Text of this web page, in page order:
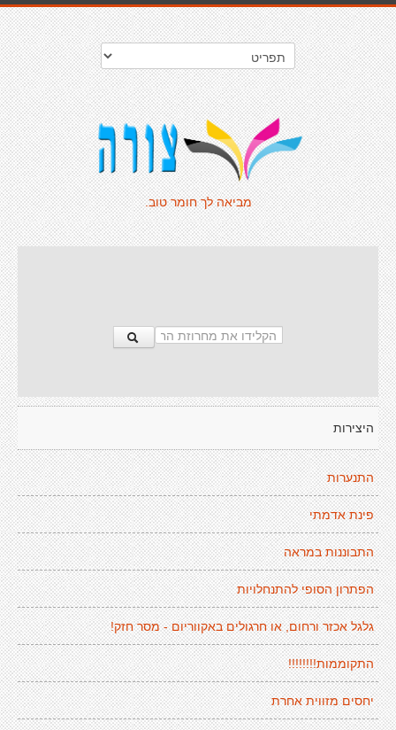
מביאה לך חומר טוב.
היצירות
התנערות
פינת אדמתי
התבוננות במראה
הפתרון הסופי להתנחלויות
גלגל אכזר ורחום, או חרגולים באקווריום - מסר חזק!
התקוממות!!!!!!!!
יחסים מזווית אחרת